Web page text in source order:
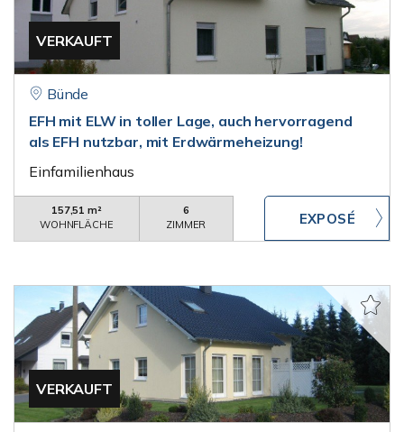
VERKAUFT
Bünde
EFH mit ELW in toller Lage, auch hervorragend
als EFH nutzbar, mit Erdwärmeheizung!
Einfamilienhaus
157,51 m²
WOHNFLÄCHE
6
ZIMMER
VERKAUFT